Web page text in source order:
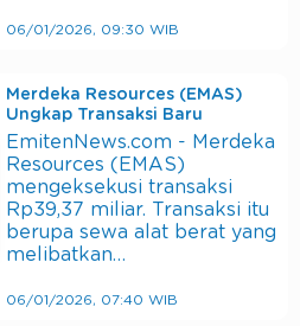
06/01/2026, 09:30 WIB
Merdeka Resources (EMAS)
Ungkap Transaksi Baru
EmitenNews.com - Merdeka
Resources (EMAS)
mengeksekusi transaksi
Rp39,37 miliar. Transaksi itu
berupa sewa alat berat yang
melibatkan…
06/01/2026, 07:40 WIB